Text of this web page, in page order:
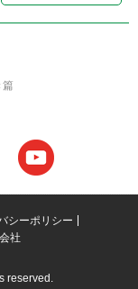
シーポリシー
社
reserved.